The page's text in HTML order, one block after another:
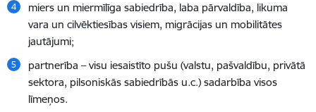
miers un miermīlīga sabiedrība, laba pārvaldība, likuma
vara un cilvēktiesības visiem, migrācijas un mobilitātes
jautājumi;
partnerība – visu iesaistīto pušu (valstu, pašvaldību, privātā
sektora, pilsoniskās sabiedrībās u.c.) sadarbība visos
līmeņos.